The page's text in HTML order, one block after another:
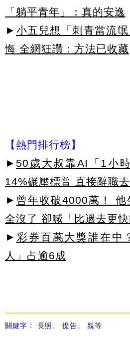
「躺平青年」：真的安逸
► 小五兒想「刺青當流
悔 全網狂讚：方法已收藏
【熱門排行榜】
► 50歲大叔靠AI「1小
14%碾壓標普 直接辭職
► 曾年收破4000萬！ 他
全沒了 卻喊「比過去更快
► 彩券百萬大獎誰在中
人」占逾6成
關鍵字： 長照 提告 親等